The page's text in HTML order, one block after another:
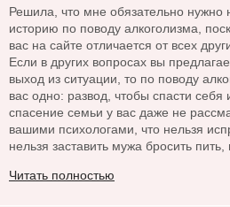
Решила, что мне обязательно нужно
историю по поводу алкоголизма,
вас на сайте отличается от всех
Если в других вопросах вы
выход из ситуации, то по поводу
вас одно: развод, чтобы спасти себя
спасение семьи у вас даже не
вашими психологами, что нельзя
нельзя заставить мужа бросить пить,
Читать полностью